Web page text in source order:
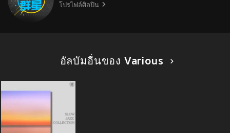
โปรไฟล์ศิลปิน
อัลบัมอื่นของ Various